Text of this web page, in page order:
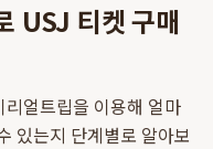
USJ 티켓 구매
얼트립을 이용해 얼마
있는지 단계별로 알아보